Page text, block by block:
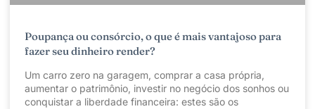
Poupança ou consórcio, o que é mais vantajoso para
fazer seu dinheiro render?
Um carro zero na garagem, comprar a casa própria,
aumentar o patrimônio, investir no negócio dos sonhos ou
conquistar a liberdade financeira: estes são os